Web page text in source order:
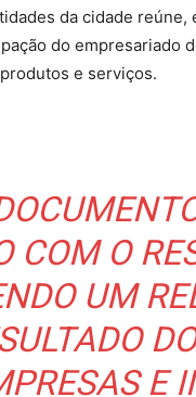
da cidade
do empresariado
e serviços.
COM O
UM
E